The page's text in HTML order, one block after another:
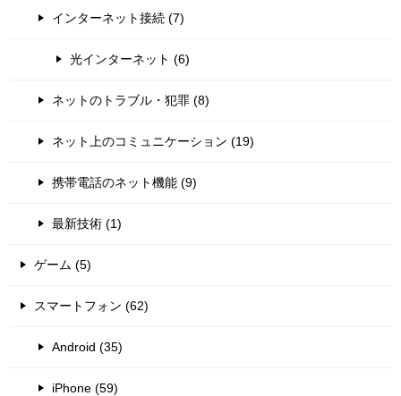
インターネット接続 (7)
光インターネット (6)
ネットのトラブル・犯罪 (8)
ネット上のコミュニケーション (19)
携帯電話のネット機能 (9)
最新技術 (1)
ゲーム (5)
スマートフォン (62)
Android (35)
iPhone (59)